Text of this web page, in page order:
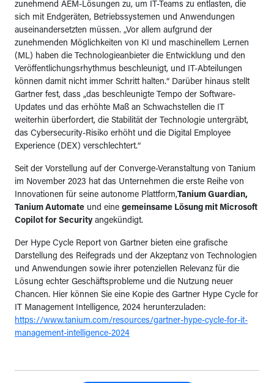
zunehmend AEM-Lösungen zu, um IT-Teams zu entlasten, die
sich mit Endgeräten, Betriebssystemen und Anwendungen
auseinandersetzten müssen. „Vor allem aufgrund der
zunehmenden Möglichkeiten von KI und maschinellem Lernen
(ML) haben die Technologieanbieter die Entwicklung und den
Veröffentlichungsrhythmus beschleunigt, und IT-Abteilungen
können damit nicht immer Schritt halten.“ Darüber hinaus stellt
Gartner fest, dass „das beschleunigte Tempo der Software-
Updates und das erhöhte Maß an Schwachstellen die IT
weiterhin überfordert, die Stabilität der Technologie untergräbt,
das Cybersecurity-Risiko erhöht und die Digital Employee
Experience (DEX) verschlechtert.“
Seit der Vorstellung auf der Converge-Veranstaltung von Tanium
im November 2023 hat das Unternehmen die erste Reihe von
Innovationen für seine autonome Plattform, Tanium Guardian,
Tanium Automate und eine gemeinsame Lösung mit Microsoft
Copilot for Security angekündigt.
Der Hype Cycle Report von Gartner bieten eine grafische
Darstellung des Reifegrads und der Akzeptanz von Technologien
und Anwendungen sowie ihrer potenziellen Relevanz für die
Lösung echter Geschäftsprobleme und die Nutzung neuer
Chancen. Hier können Sie eine Kopie des Gartner Hype Cycle for
IT Management Intelligence, 2024 herunterzuladen:
https://www.tanium.com/resources/gartner-hype-cycle-for-it-
management-intelligence-2024